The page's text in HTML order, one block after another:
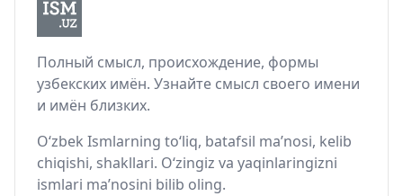
Полный смысл, происхождение, формы
узбекских имён. Узнайте смысл своего имени
и имён близких.
O‘zbek Ismlarning to‘liq, batafsil ma’nosi, kelib
chiqishi, shakllari. O‘zingiz va yaqinlaringizni
ismlari ma’nosini bilib oling.